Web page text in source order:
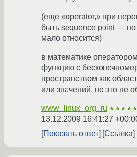
(еще «operator,» при
быть sequence point — но
мало относится)
в математике
функцию с
пространством как
или значений, но это не
www_linux_org_ru ★★★★★
13.12.2009 16:41:27
Показать ответ
Ссылка